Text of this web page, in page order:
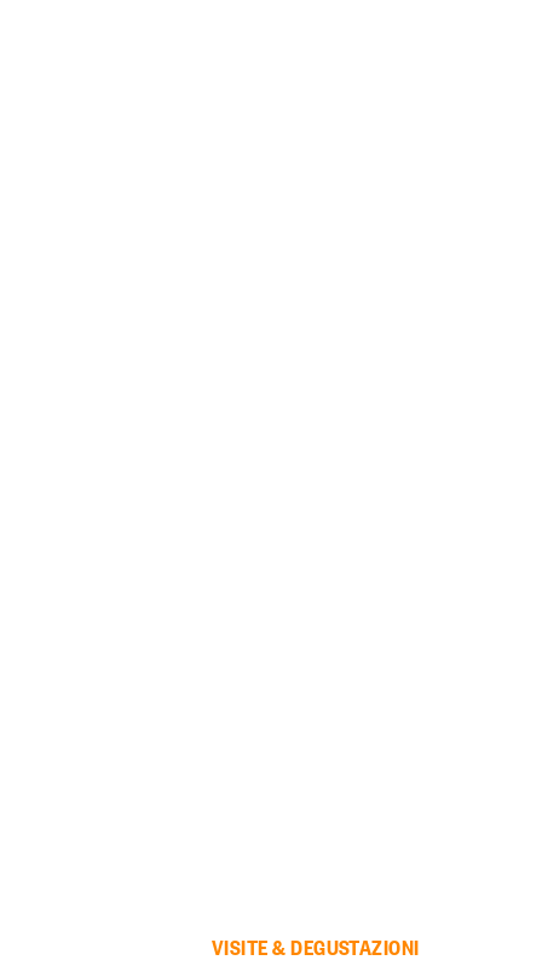
VISITE & DEGUSTAZIONI